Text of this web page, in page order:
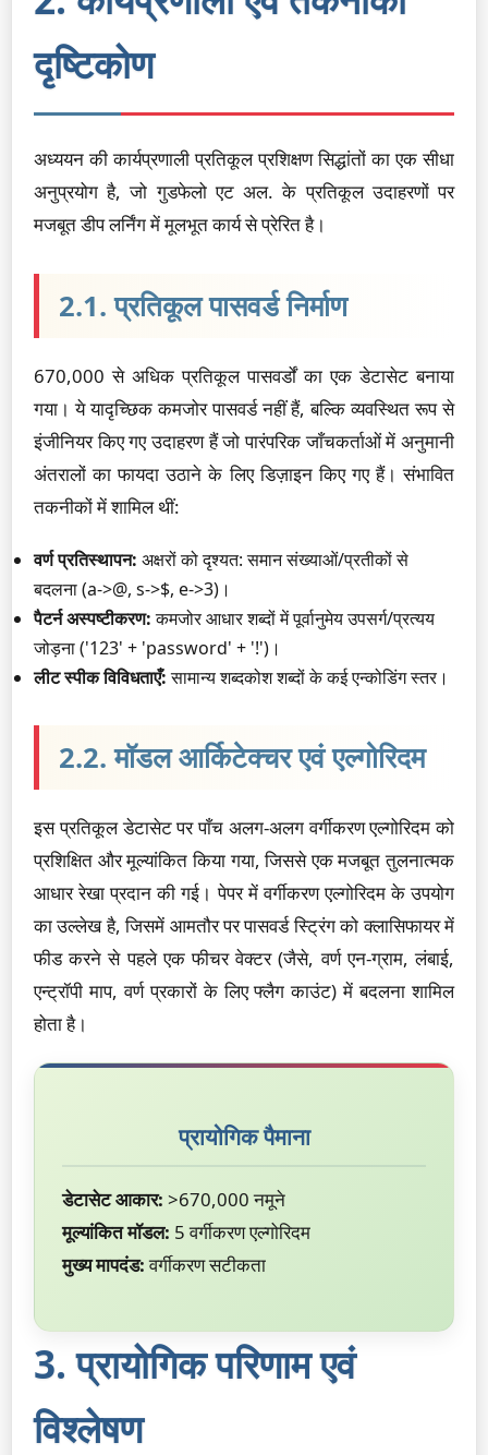
दृष्टिकोण
अध्ययन की कार्यप्रणाली प्रतिकूल प्रशिक्षण सिद्धांतों का एक सीधा
अनुप्रयोग है, जो गुडफेलो एट अल. के प्रतिकूल उदाहरणों पर
मजबूत डीप लर्निंग में मूलभूत कार्य से प्रेरित है।
2.1. प्रतिकूल पासवर्ड निर्माण
670,000 से अधिक प्रतिकूल पासवर्डों का एक डेटासेट बनाया
गया। ये यादृच्छिक कमजोर पासवर्ड नहीं हैं, बल्कि व्यवस्थित रूप से
इंजीनियर किए गए उदाहरण हैं जो पारंपरिक जाँचकर्ताओं में अनुमानी
अंतरालों का फायदा उठाने के लिए डिज़ाइन किए गए हैं। संभावित
तकनीकों में शामिल थीं:
वर्ण प्रतिस्थापन: अक्षरों को दृश्यत: समान संख्याओं/प्रतीकों से
बदलना (a->@, s->$, e->3)।
पैटर्न अस्पष्टीकरण:कमजोर आधार शब्दों में पूर्वानुमेय उपसर्ग/प्रत्यय
जोड़ना ('123' + 'password' + '!')।
लीट स्पीक विविधताएँ:सामान्य शब्दकोश शब्दों के कई एन्कोडिंग स्तर।
2.2. मॉडल आर्किटेक्चर एवं एल्गोरिदम
इस प्रतिकूल डेटासेट पर पाँच अलग-अलग वर्गीकरण एल्गोरिदम को
प्रशिक्षित और मूल्यांकित किया गया, जिससे एक मजबूत तुलनात्मक
आधार रेखा प्रदान की गई। पेपर में वर्गीकरण एल्गोरिदम के उपयोग
का उल्लेख है, जिसमें आमतौर पर पासवर्ड स्ट्रिंग को क्लासिफायर में
फीड करने से पहले एक फीचर वेक्टर (जैसे, वर्ण एन-ग्राम, लंबाई,
एन्ट्रॉपी माप, वर्ण प्रकारों के लिए फ्लैग काउंट) में बदलना शामिल
होता है।
प्रायोगिक पैमाना
डेटासेट आकार: >670,000 नमूने
मूल्यांकित मॉडल: 5 वर्गीकरण एल्गोरिदम
मुख्य मापदंड:वर्गीकरण सटीकता
3. प्रायोगिक परिणाम एवं
विश्लेषण